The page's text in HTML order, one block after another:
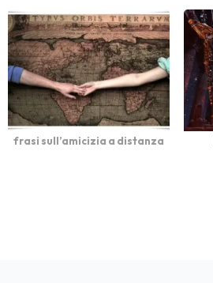
frasi sull’amicizia a distanza